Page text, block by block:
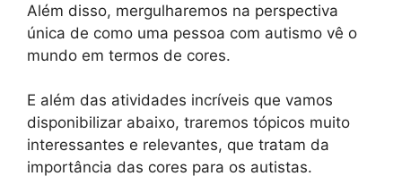
Além disso, mergulharemos na perspectiva
única de como uma pessoa com autismo vê o
mundo em termos de cores.
E além das atividades incríveis que vamos
disponibilizar abaixo, traremos tópicos muito
interessantes e relevantes, que tratam da
importância das cores para os autistas.